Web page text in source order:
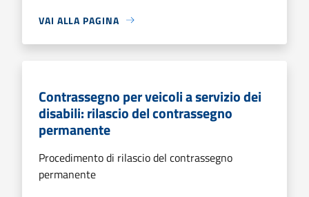
VAI ALLA PAGINA
Contrassegno per veicoli a servizio dei
disabili: rilascio del contrassegno
permanente
Procedimento di rilascio del contrassegno
permanente